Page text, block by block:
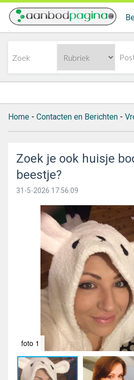
Home - Contacten en Berichten -
Zoek je ook huisje
beestje?
31-5-2026 17:56:09
foto 1